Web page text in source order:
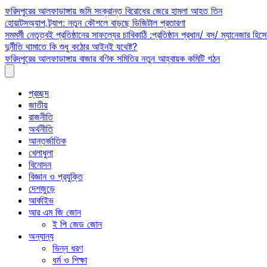
Skip
to
content
ফরিদপুরের আলফাডাঙ্গায় জমি সংক্রান্ত বিরোধের জেরে হামলা আহত তিন
হোয়াটসঅ্যাপ ট্র্যাপ: নতুন কৌশলে বাড়ছে ডিজিটাল প্রতারণা
সমমর্মী নেতৃত্বই প্রতিষ্ঠানের সাফল্যের চাবিকাঠি :প্রতিষ্ঠান প্রধান/ বস/ ম্যানেজার
দুর্নীতি থামাতে কি শুধু কঠোর আইনই যথেষ্ট?
ফরিদপুরের আলফাডাঙ্গায় বাজার বণিক সমিতির নতুন আহ্বায়ক কমিটি গঠন
প্রচ্ছদ
জাতীয়
রাজনীতি
অর্থনীতি
আন্তর্জাতিক
খেলাধুলা
বিনোদন
বিজ্ঞান ও প্রযুক্তি
দেশজুড়ে
আর্কাইভ
আর এম জি জোন
ই পি জেড জোন
অন্যান্য
ভিন্ন ধরণ
ধর্ম ও শিক্ষা